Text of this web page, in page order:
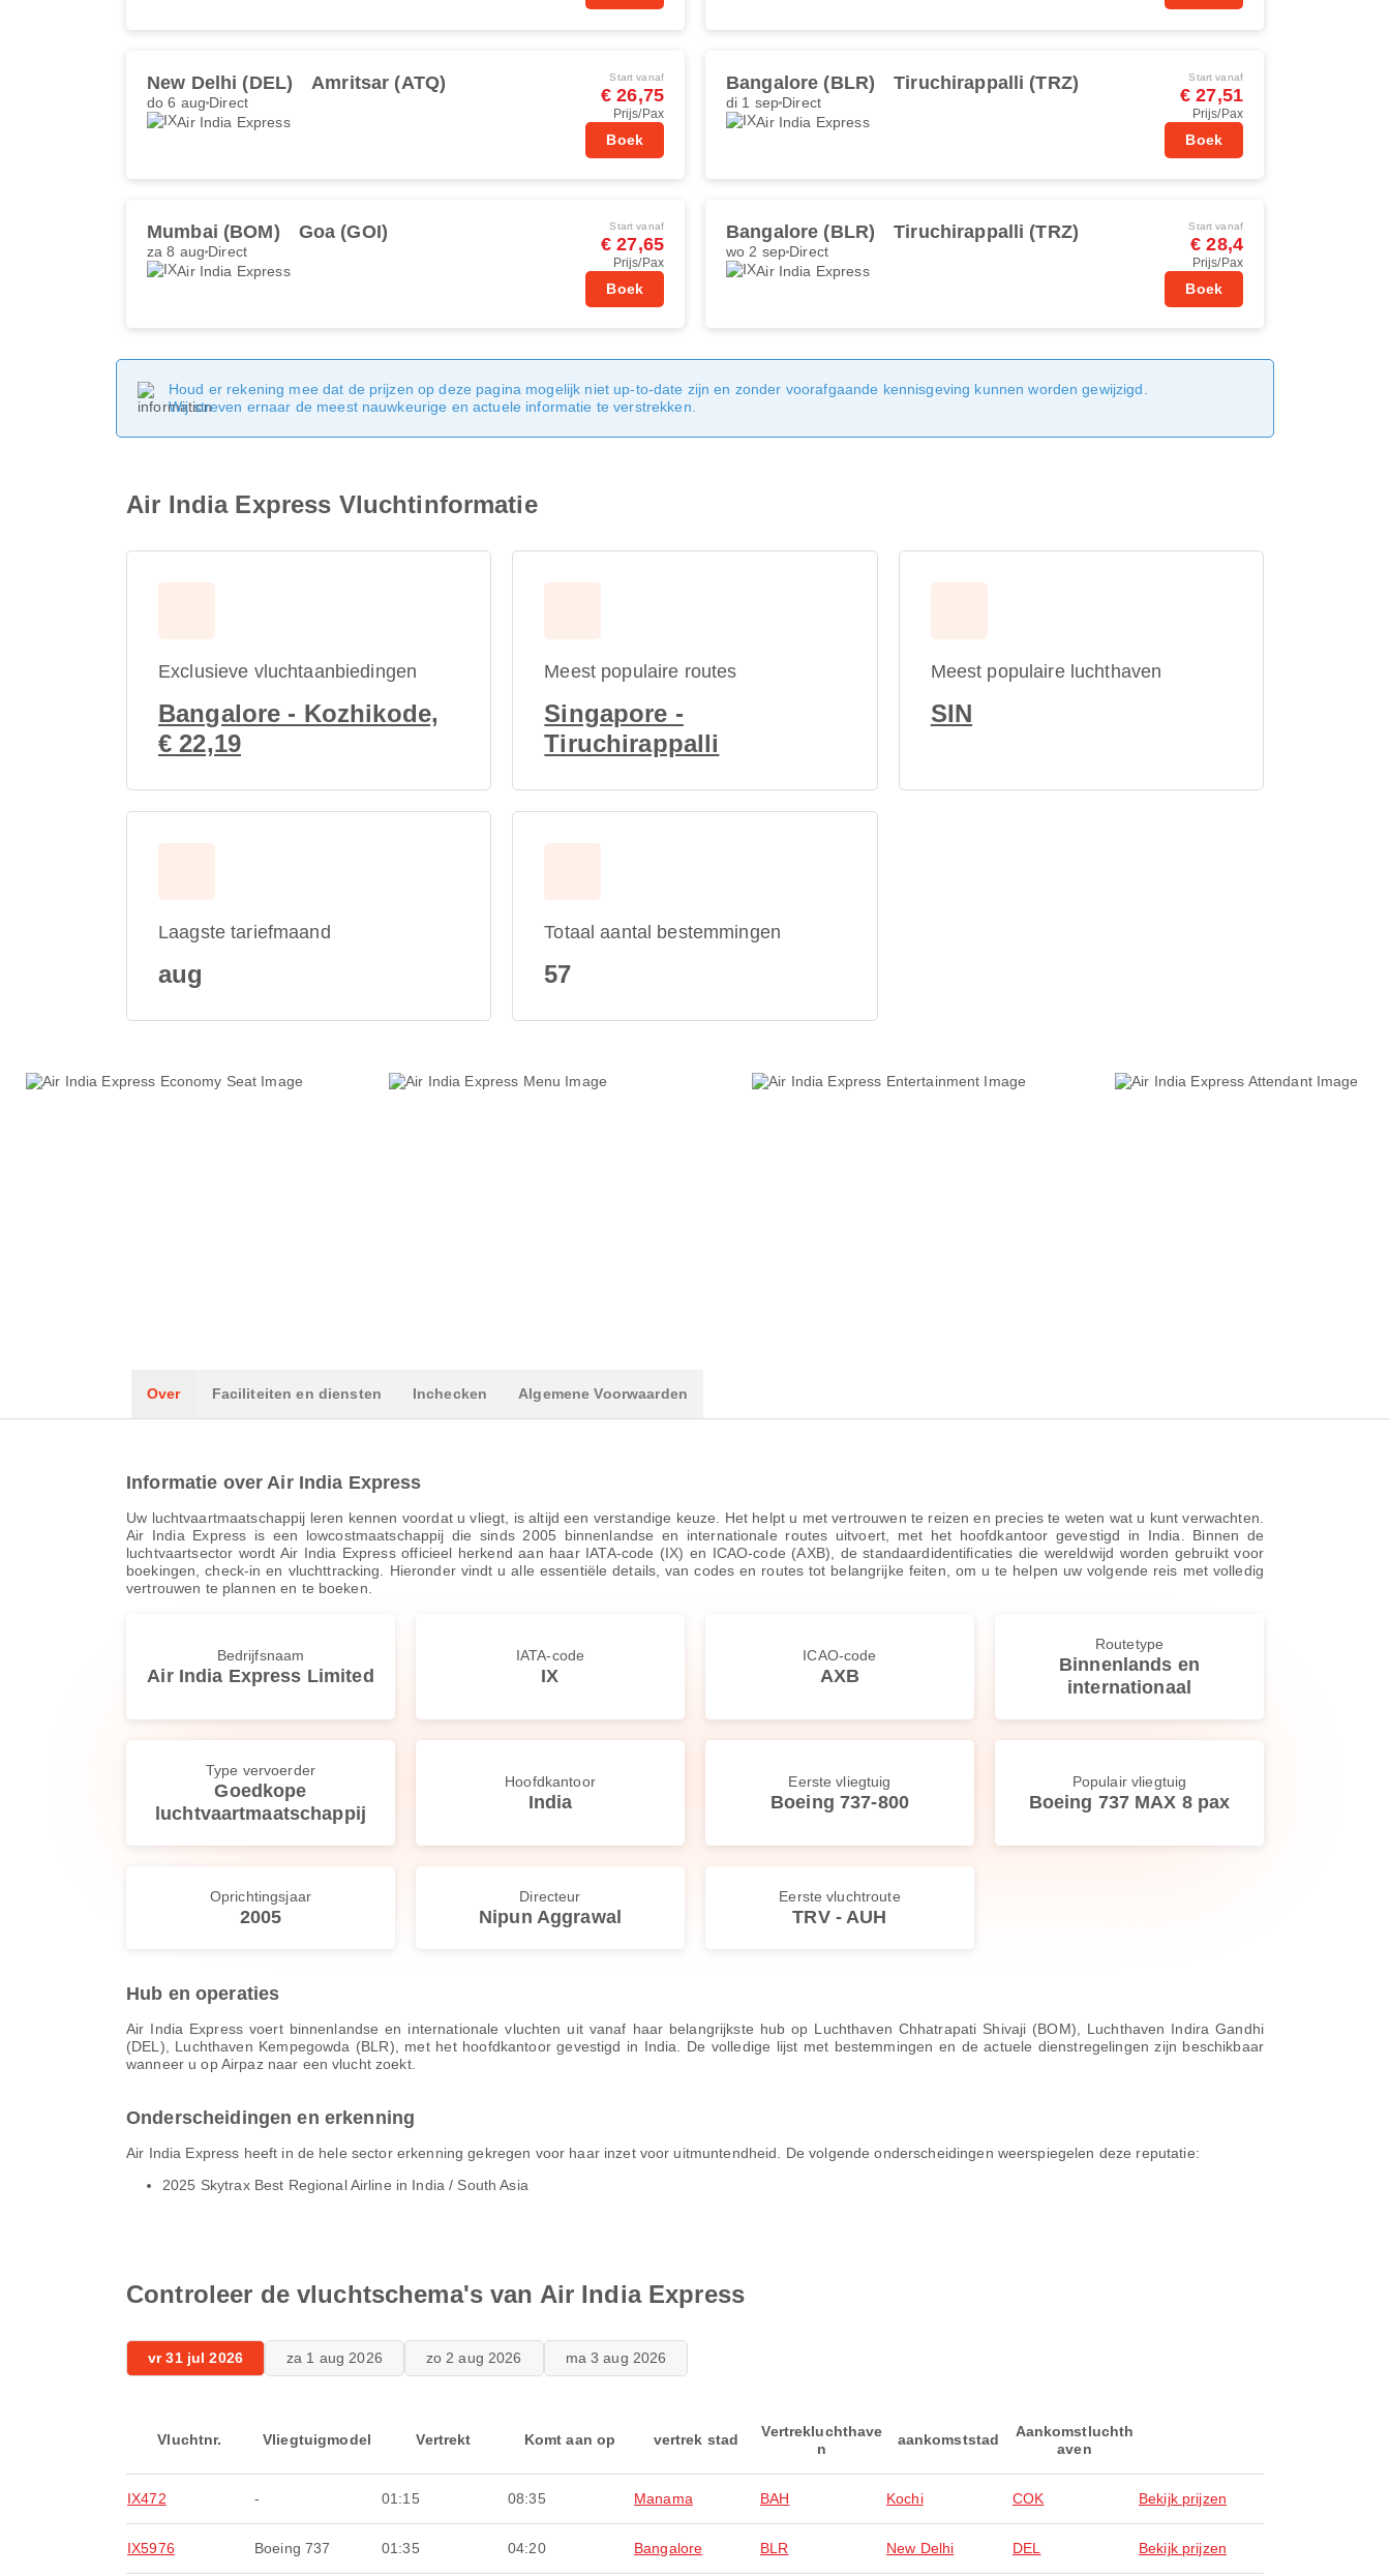
New Delhi (DEL) Amritsar (ATQ)
do 6 aug Direct
Air India Express
Start vanaf
€ 26,75
Prijs/Pax
Boek
Bangalore (BLR) Tiruchirappalli (TRZ)
di 1 sep Direct
Air India Express
Start vanaf
€ 27,51
Prijs/Pax
Boek
Mumbai (BOM) Goa (GOI)
za 8 aug Direct
Air India Express
Start vanaf
€ 27,65
Prijs/Pax
Boek
Bangalore (BLR) Tiruchirappalli (TRZ)
wo 2 sep Direct
Air India Express
Start vanaf
€ 28,4
Prijs/Pax
Boek
Houd er rekening mee dat de prijzen op deze pagina mogelijk niet up-to-date zijn en zonder voorafgaande kennisgeving kunnen worden gewijzigd.
Wij streven ernaar de meest nauwkeurige en actuele informatie te verstrekken.
Air India Express Vluchtinformatie
Exclusieve vluchtaanbiedingen
Bangalore - Kozhikode,
€ 22,19
Meest populaire routes
Singapore -
Tiruchirappalli
Meest populaire luchthaven
SIN
Laagste tariefmaand
aug
Totaal aantal bestemmingen
57
Over Faciliteiten en diensten Inchecken Algemene Voorwaarden
Informatie over Air India Express
Uw luchtvaartmaatschappij leren kennen voordat u vliegt, is altijd een verstandige keuze. Het helpt u met vertrouwen te reizen en precies te weten wat u kunt verwachten.
Air India Express is een lowcostmaatschappij die sinds 2005 binnenlandse en internationale routes uitvoert, met het hoofdkantoor gevestigd in India. Binnen de
luchtvaartsector wordt Air India Express officieel herkend aan haar IATA-code (IX) en ICAO-code (AXB), de standaardidentificaties die wereldwijd worden gebruikt voor
boekingen, check-in en vluchttracking. Hieronder vindt u alle essentiële details, van codes en routes tot belangrijke feiten, om u te helpen uw volgende reis met volledig
vertrouwen te plannen en te boeken.
Bedrijfsnaam
Air India Express Limited
IATA-code
IX
ICAO-code
AXB
Routetype
Binnenlands en
internationaal
Type vervoerder
Goedkope
luchtvaartmaatschappij
Hoofdkantoor
India
Eerste vliegtuig
Boeing 737-800
Populair vliegtuig
Boeing 737 MAX 8 pax
Oprichtingsjaar
2005
Directeur
Nipun Aggrawal
Eerste vluchtroute
TRV - AUH
Hub en operaties
Air India Express voert binnenlandse en internationale vluchten uit vanaf haar belangrijkste hub op Luchthaven Chhatrapati Shivaji (BOM), Luchthaven Indira Gandhi
(DEL), Luchthaven Kempegowda (BLR), met het hoofdkantoor gevestigd in India. De volledige lijst met bestemmingen en de actuele dienstregelingen zijn beschikbaar
wanneer u op Airpaz naar een vlucht zoekt.
Onderscheidingen en erkenning
Air India Express heeft in de hele sector erkenning gekregen voor haar inzet voor uitmuntendheid. De volgende onderscheidingen weerspiegelen deze reputatie:
2025 Skytrax Best Regional Airline in India / South Asia
Controleer de vluchtschema's van Air India Express
vr 31 jul 2026 za 1 aug 2026 zo 2 aug 2026 ma 3 aug 2026
Vluchtnr. Vliegtuigmodel Vertrekt Komt aan op vertrek stad
Vertrekluchthave
n
aankomststad
Aankomstluchth
aven
IX472 - 01:15 08:35 Manama BAH Kochi COK Bekijk prijzen
IX5976 Boeing 737 01:35 04:20 Bangalore BLR New Delhi DEL Bekijk prijzen